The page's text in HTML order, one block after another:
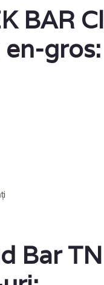
BAR
gros:
Bar